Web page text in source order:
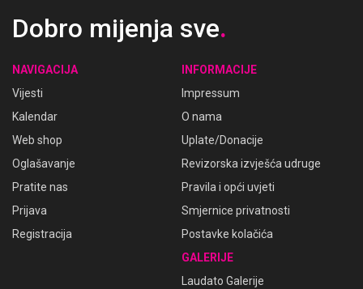
Dobro mijenja sve.
NAVIGACIJA
Vijesti
Kalendar
Web shop
Oglašavanje
Pratite nas
Prijava
Registracija
INFORMACIJE
Impressum
O nama
Uplate/Donacije
Revizorska izvješća udruge
Pravila i opći uvjeti
Smjernice privatnosti
Postavke kolačića
GALERIJE
Laudato Galerije